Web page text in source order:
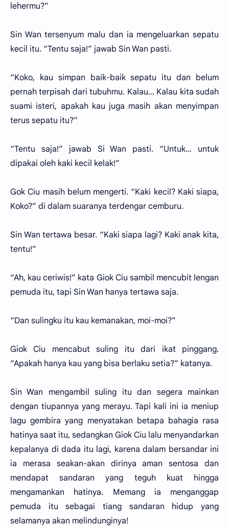
lehermu?”
Sin Wan tersenyum malu dan ia mengeluarkan sepatu
kecil itu. “Tentu saja!” jawab Sin Wan pasti.
“Koko, kau simpan baik-baik sepatu itu dan belum
pernah terpisah dari tubuhmu. Kalau… Kalau kita sudah
suami isteri, apakah kau juga masih akan menyimpan
terus sepatu itu?”
“Tentu saja!” jawab Si Wan pasti. “Untuk… untuk
dipakai oleh kaki kecil kelak!”
Gok Ciu masih belum mengerti. “Kaki kecil? Kaki siapa,
Koko?” di dalam suaranya terdengar cemburu.
Sin Wan tertawa besar. “Kaki siapa lagi? Kaki anak kita,
tentu!”
“Ah, kau ceriwis!” kata Giok Ciu sambil mencubit lengan
pemuda itu, tapi Sin Wan hanya tertawa saja.
“Dan sulingku itu kau kemanakan, moi-moi?”
Giok Ciu mencabut suling itu dari ikat pinggang.
“Apakah hanya kau yang bisa berlaku setia?” katanya.
Sin Wan mengambil suling itu dan segera mainkan
dengan tiupannya yang merayu. Tapi kali ini ia meniup
lagu gembira yang menyatakan betapa bahagia rasa
hatinya saat itu, sedangkan Giok Ciu lalu menyandarkan
kepalanya di dada itu lagi, karena dalam bersandar ini
ia merasa seakan-akan dirinya aman sentosa dan
mendapat sandaran yang teguh kuat hingga
mengamankan hatinya. Memang ia menganggap
pemuda itu sebagai tiang sandaran hidup yang
selamanya akan melindunginya!